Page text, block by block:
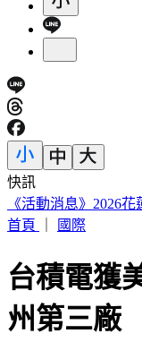
快訊
颱風遠離「大雨繼
首頁
國際
台積電獲
州第三廠